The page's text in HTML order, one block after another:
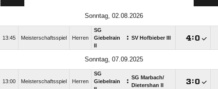
Sonntag, 02.08.2026
13:45 Meisterschaftsspiel Herren
SG
Giebelrain
: SV Hofbieber III :
Sonntag, 07.09.2025
13:00 Meisterschaftsspiel Herren
SG
Giebelrain
: SG Marbach/​
Dietershan II
: